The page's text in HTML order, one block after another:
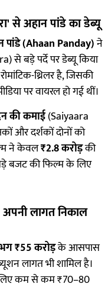
से अहान पांडे का डेब्यू
पांडे (Ahaan Panday)ने
से बड़े पर्दे पर डेब्यू किया
थ्रिलर है, जिसकी
पर वायरल हो गई थीं।
की कमाई(Saiyaara
और दर्शकों दोनों को
ने केवल₹2.8 करोड़की
बजट की फिल्म के लिए
लागत निकाल
₹55 करोड़के आसपास
लागत भी शामिल है।
कम से कम ₹70–80